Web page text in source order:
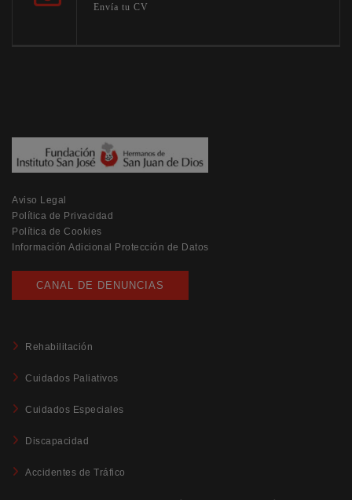
Envía tu CV
Aviso Legal
Política de Privacidad
Política de Cookies
Información Adicional Protección de Datos
CANAL DE DENUNCIAS
Rehabilitación
Cuidados Paliativos
Cuidados Especiales
Discapacidad
Accidentes de Tráfico